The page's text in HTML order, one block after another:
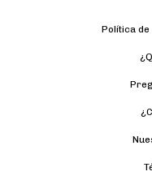
Política de